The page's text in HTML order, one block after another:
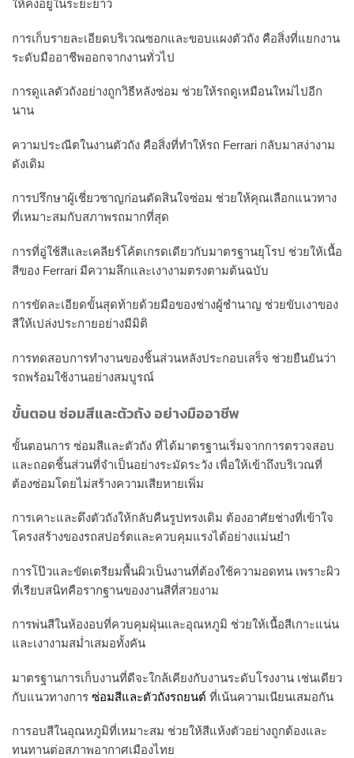
ให้คงอยู่ในระยะยาว
การเก็บรายละเอียดบริเวณซอกและขอบแผงตัวถัง คือสิ่งที่แยกงาน
ระดับมืออาชีพออกจากงานทั่วไป
การดูแลตัวถังอย่างถูกวิธีหลังซ่อม ช่วยให้รถดูเหมือนใหม่ไปอีก
นาน
ความประณีตในงานตัวถัง คือสิ่งที่ทำให้รถ Ferrari กลับมาสง่างาม
ดังเดิม
การปรึกษาผู้เชี่ยวชาญก่อนตัดสินใจซ่อม ช่วยให้คุณเลือกแนวทาง
ที่เหมาะสมกับสภาพรถมากที่สุด
การที่อู่ใช้สีและเคลียร์โค้ตเกรดเดียวกับมาตรฐานยุโรป ช่วยให้เนื้อ
สีของ Ferrari มีความลึกและเงางามตรงตามต้นฉบับ
การขัดละเอียดขั้นสุดท้ายด้วยมือของช่างผู้ชำนาญ ช่วยขับเงาของ
สีให้เปล่งประกายอย่างมีมิติ
การทดสอบการทำงานของชิ้นส่วนหลังประกอบเสร็จ ช่วยยืนยันว่า
รถพร้อมใช้งานอย่างสมบูรณ์
ขั้นตอน ซ่อมสีและตัวถัง อย่างมืออาชีพ
ขั้นตอนการ ซ่อมสีและตัวถัง ที่ได้มาตรฐานเริ่มจากการตรวจสอบ
และถอดชิ้นส่วนที่จำเป็นอย่างระมัดระวัง เพื่อให้เข้าถึงบริเวณที่
ต้องซ่อมโดยไม่สร้างความเสียหายเพิ่ม
การเคาะและดึงตัวถังให้กลับคืนรูปทรงเดิม ต้องอาศัยช่างที่เข้าใจ
โครงสร้างของรถสปอร์ตและควบคุมแรงได้อย่างแม่นยำ
การโป๊วและขัดเตรียมพื้นผิวเป็นงานที่ต้องใช้ความอดทน เพราะผิว
ที่เรียบสนิทคือรากฐานของงานสีที่สวยงาม
การพ่นสีในห้องอบที่ควบคุมฝุ่นและอุณหภูมิ ช่วยให้เนื้อสีเกาะแน่น
และเงางามสม่ำเสมอทั้งคัน
มาตรฐานการเก็บงานที่ดีจะใกล้เคียงกับงานระดับโรงงาน เช่นเดียว
กับแนวทางการ ซ่อมสีและตัวถังรถยนต์ ที่เน้นความเนียนเสมอกัน
การอบสีในอุณหภูมิที่เหมาะสม ช่วยให้สีแห้งตัวอย่างถูกต้องและ
ทนทานต่อสภาพอากาศเมืองไทย